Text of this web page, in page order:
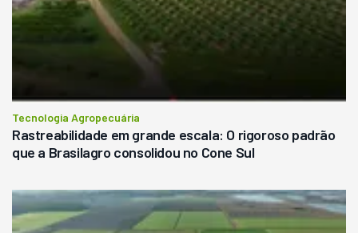
Tecnologia Agropecuária
Rastreabilidade em grande escala: O rigoroso padrão
que a Brasilagro consolidou no Cone Sul